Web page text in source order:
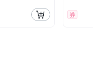
券